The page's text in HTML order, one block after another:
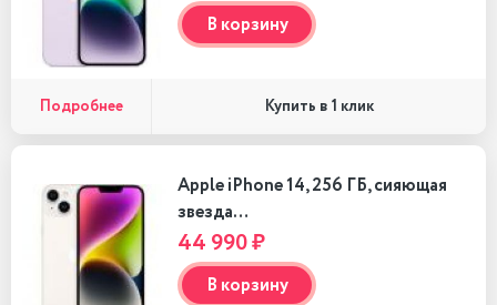
В корзину
Подробнее Купить в 1 клик
Apple iPhone 14, 256 ГБ, сияющая
звезда…
44 990 ₽
В корзину